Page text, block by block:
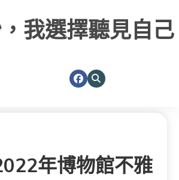
我選擇聽見自己
年博物館不雅